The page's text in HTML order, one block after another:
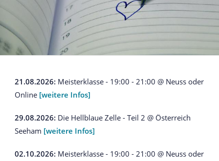
21.08.2026: Meisterklasse - 19:00 - 21:00 @ Neuss oder
Online [weitere Infos]
29.08.2026: Die Hellblaue Zelle - Teil 2 @ Österreich
Seeham [weitere Infos]
02.10.2026: Meisterklasse - 19:00 - 21:00 @ Neuss oder